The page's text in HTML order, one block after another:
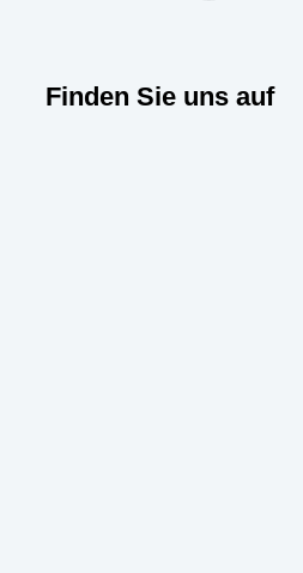
Finden Sie uns auf